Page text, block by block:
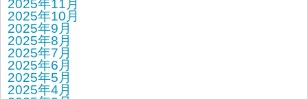
2025年11月
2025年10月
2025年9月
2025年8月
2025年7月
2025年6月
2025年5月
2025年4月